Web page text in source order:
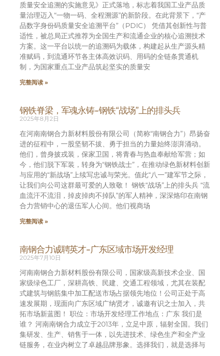
质量安全追溯的实施意见》正式落地，标志着我国工业产品质
量治理迈入“一物一码、全程溯源”的新阶段。在此背景下，“产
品数字身份码质量安全追溯平台”（PDIC） 凭借其创新性与普
适性，被总局正式推荐为全国生产和流通企业的核心追溯技术
方案。这一平台以统一的追溯码为载体，构建起从生产源头精
准赋码，到流通环节各主体高效识码、用码的全链条贯通机
制，为国家重点工业产品筑起坚实的质量安
完整阅读 »
钢铁脊梁，军魂永铸-钢铁“战场”上的排头兵
2025年8月2日
在河南南钢合力新材料股份有限公司（简称“南钢合力”）昂扬奋
进的征程中，一股坚韧不拔、勇于担当的力量始终澎湃涌动。
他们，曾身披戎装，保家卫国，将青春与热血奉献给军营；如
今，他们脱下军装，转身为“钢铁战士”，在推动绿色新材料创新
与应用的“新战场”上续写忠诚与荣光。值此“八一”建军节之际，
让我们向公司这群最可爱的人致敬！ 钢铁“战场”上的排头兵 “流
血流汗不流泪，掉皮掉肉不掉队”的军人精神，深深烙印在南钢
合力营销中心的退伍军人心间。他们视商场
完整阅读 »
南钢合力诚聘英才-广东区域市场开发经理
2025年7月10日
河南南钢合力新材料股份有限公司，国家级高新技术企业、国
家级绿色工厂，深耕高铁、民建、交通工程领域，尤其在装配
式建筑与钢筋集中加工配送市场占据领先地位！公司正处于高
速发展期，现面向广东区域广纳贤才，诚邀有识之士加入，共
拓市场新蓝图！ 职位：市场开发经理工作地点：广东 我们是
谁？ 河南南钢合力成立于2013年，立足中原，辐射全国。我们
集研发、生产、销售于一体，以先进技术、绿色生产和全产业
链服务，在业内树立了卓越品牌形象。选择我们，就是选择与